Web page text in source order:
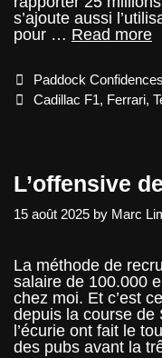
s’ajoute aussi
pour … Read more
Categories
Paddock Confidences
Tags
Cadillac F1, Ferrari,
L’offensive
15 août 2025 by Marc
La méthode de
salaire de 100.000
chez moi. Et c’est
depuis la course de
l’écurie ont fait le
des pubs avant la